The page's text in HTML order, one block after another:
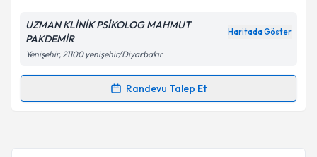
Kişisel verilerimin işlenmesine ilişkin
Metni'ni okudum ve kişisel verilerimin belirtilen
kapsamda işlenmesini kabul ediyorum.
UZMAN KLİNİK PSİKOLOG MAHMUT
PAKDEMİR
Haritada Göster
Yenişehir, 21100 yenişehir/Diyarbakır
Randevu Talep Et
Randevu Takvimi Talebi